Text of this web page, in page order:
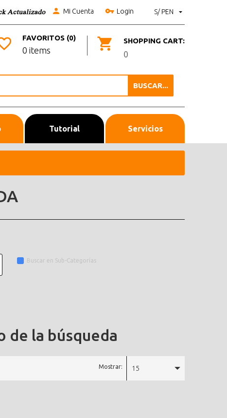
S/ PEN
Mi Cuenta Login
SHOPPING CART:
0
FAVORITOS (0)
0 items
BUSCAR...
Tutorial Servicios
Buscar en Sub-Categorías
de la búsqueda
Mostrar: 15